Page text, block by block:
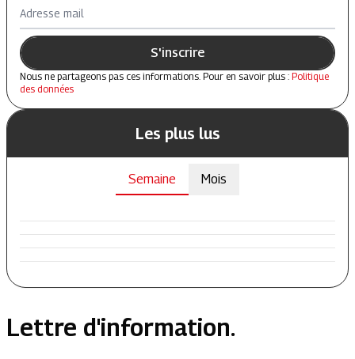
Adresse mail
S'inscrire
Nous ne partageons pas ces informations. Pour en savoir plus : Politique
des données
Les plus lus
Semaine Mois
Lettre d'information.